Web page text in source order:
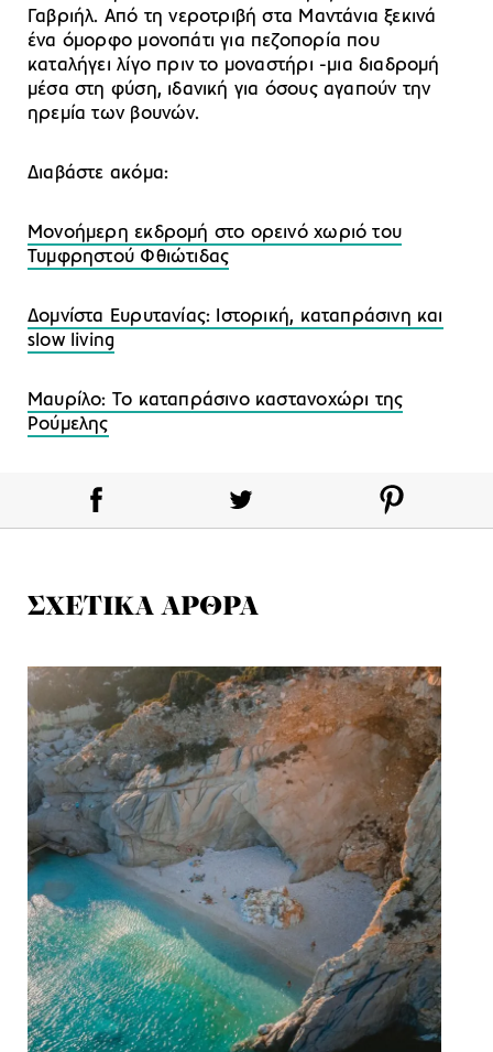
Γαβριήλ. Από τη νεροτριβή στα Μαντάνια ξεκινά
ένα όμορφο μονοπάτι για πεζοπορία που
καταλήγει λίγο πριν το μοναστήρι -μια διαδρομή
μέσα στη φύση, ιδανική για όσους αγαπούν την
ηρεμία των βουνών.
Διαβάστε ακόμα:
Μονοήμερη εκδρομή στο ορεινό χωριό του
Τυμφρηστού Φθιώτιδας
Δομνίστα Ευρυτανίας: Ιστορική, καταπράσινη και
slow living
Μαυρίλο: To καταπράσινο καστανοχώρι της
Ρούμελης
ΣΧΕΤΙΚΑ ΑΡΘΡΑ